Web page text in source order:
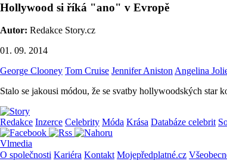
Hollywood si říká "ano" v Evropě
Autor: Redakce Story.cz
01. 09. 2014
George Clooney Tom Cruise Jennifer Aniston Angelina
Stalo se jakousi módou, že se svatby hollywoodských
Redakce Inzerce Celebrity Móda Krása Databáze celebrit
Vlmedia
O společnosti Kariéra Kontakt Mojepředplatné.cz